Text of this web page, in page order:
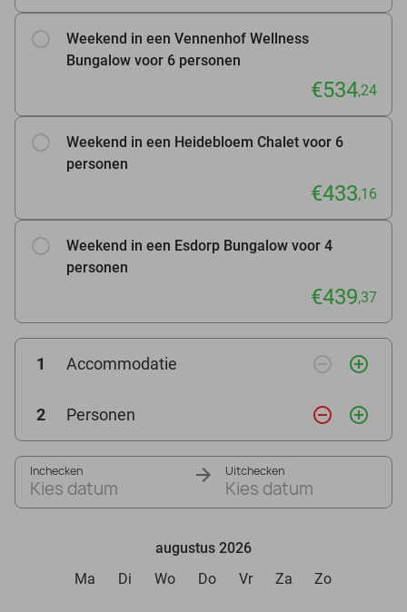
Weekend in een Vennenhof Wellness
Bungalow voor 6 personen
€534,24
Weekend in een Heidebloem Chalet voor 6
personen
€433,16
Weekend in een Esdorp Bungalow voor 4
personen
€439,37
1 Accommodatie remove_circle_outline add_circle_outline
2 Personen remove_circle_outline add_circle_outline
Inchecken
Kies datum
Uitchecken
Kies datum
augustus 2026
Ma
Di Wo Do Vr Za Zo